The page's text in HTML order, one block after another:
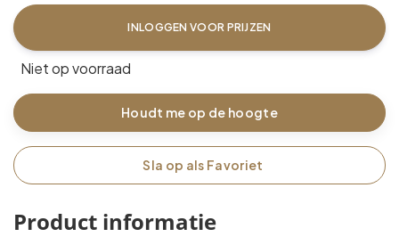
INLOGGEN VOOR PRIJZEN
Niet op voorraad
Houdt me op de hoogte
Sla op als Favoriet
Product informatie